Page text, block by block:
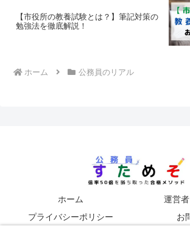
【市役所の教養試験とは？】筆記対策の
勉強法を徹底解説！
ホーム 公務員のリアル
ホーム
運営
プライバシーポリシー
お